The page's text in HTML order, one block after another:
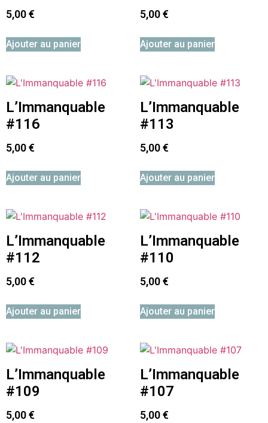
5,00€
Ajouter au panier
5,00€
Ajouter au panier
L’Immanquable
#116
5,00€
Ajouter au panier
L’Immanquable
#113
5,00€
Ajouter au panier
L’Immanquable
#112
5,00€
Ajouter au panier
L’Immanquable
#110
5,00€
Ajouter au panier
L’Immanquable
#109
5,00€
L’Immanquable
#107
5,00€